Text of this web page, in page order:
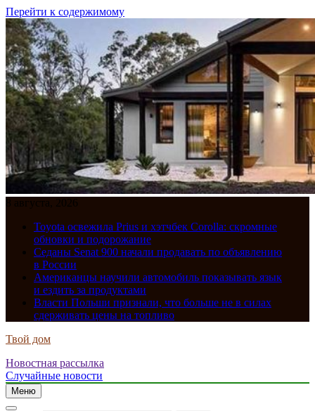
Перейти к содержимому
8 августа, 2026
Toyota освежила Prius и хэтчбек Corolla: скромные
обновки и подорожание
Седаны Senat 900 начали продавать по объявлению
в России
Американцы научили автомобиль показывать язык
и ездить за продуктами
Власти Польши признали, что больше не в силах
сдерживать цены на топливо
Твой дом
Новостная рассылка
Случайные новости
Меню